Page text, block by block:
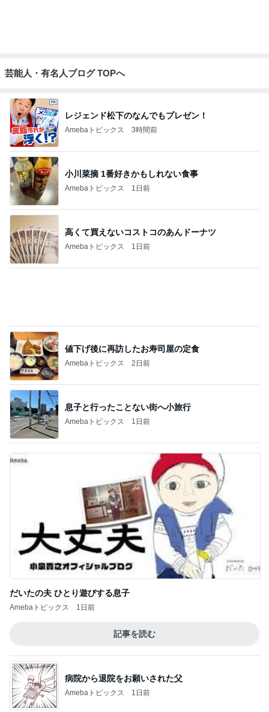
芸能人・有名人ブログ TOPへ
レジェンド松下のなんでもプレゼン！
Amebaトピックス 3時間前
小川菜摘 1番好きかもしれない食事
Amebaトピックス 1日前
高くて買えないコストコのあんドーナツ
Amebaトピックス 1日前
息子と行ったことない街へ小旅行
Amebaトピックス 1日前
だいたの夫 ひとり遊びする息子
Amebaトピックス 1日前
Amebaトピックス 1日前
忘れられた2週間分の薬の処方
Amebaトピックス 1日前